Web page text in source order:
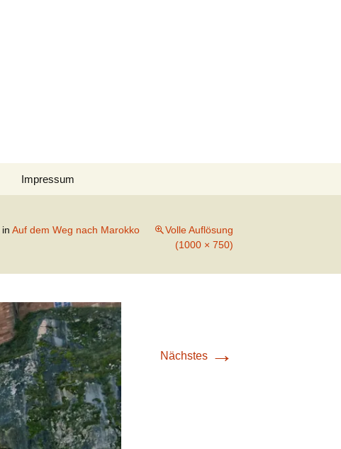
Impressum
in Auf dem Weg nach Marokko
Volle Auflösung
(1000 × 750)
Nächstes →